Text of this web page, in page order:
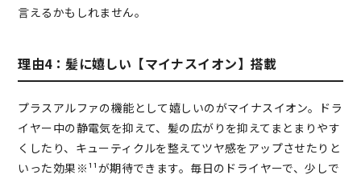
言えるかもしれません。
理由4：髪に嬉しい【マイナスイオン】搭載
プラスアルファの機能として嬉しいのがマイナスイオン。ドラ
イヤー中の静電気を抑えて、髪の広がりを抑えてまとまりやす
くしたり、キューティクルを整えてツヤ感をアップさせたりと
いった効果※¹¹が期待できます。毎日のドライヤーで、少しで